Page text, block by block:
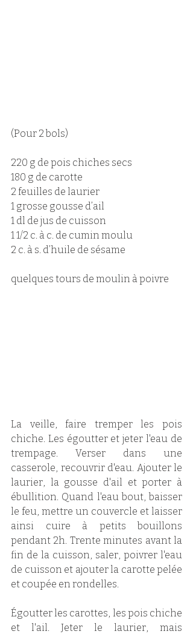
(Pour 2 bols)
220 g de pois chiches secs
180 g de carotte
2 feuilles de laurier
1 grosse gousse d’ail
1 dl de jus de cuisson
1 1/2 c. à c. de cumin moulu
2 c. à s. d’huile de sésame
quelques tours de moulin à poivre
La veille, faire tremper les pois
chiche. Les égoutter et jeter l'eau de
trempage. Verser dans une
casserole, recouvrir d'eau. Ajouter le
laurier, la gousse d'ail et porter à
ébullition. Quand l'eau bout, baisser
le feu, mettre un couvercle et laisser
ainsi cuire à petits bouillons
pendant 2h. Trente minutes avant la
fin de la cuisson, saler, poivrer l'eau
de cuisson et ajouter la carotte pelée
et coupée en rondelles.
Égoutter les carottes, les pois chiche
et l'ail. Jeter le laurier, mais